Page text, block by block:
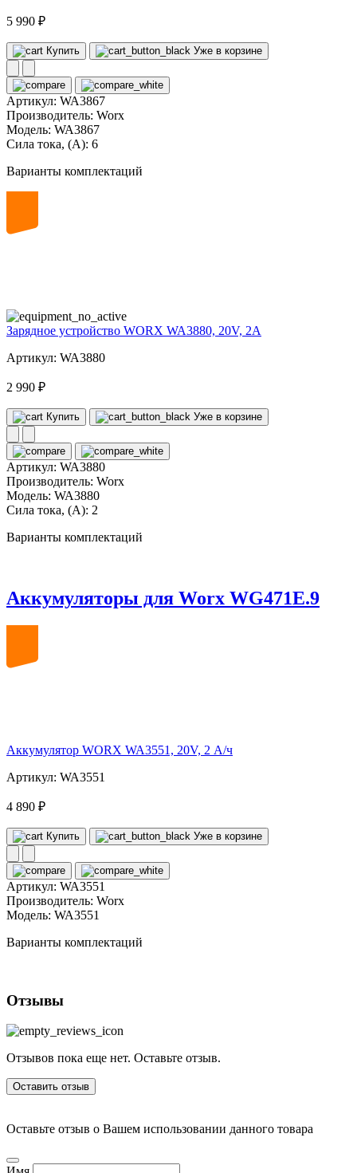
5 990 ₽
Купить Уже в корзине
Артикул: WA3867
Производитель: Worx
Модель: WA3867
Сила тока, (А): 6
Варианты комплектаций
Зарядное устройство WORX WA3880, 20V, 2A
Артикул: WA3880
2 990 ₽
Купить Уже в корзине
Артикул: WA3880
Производитель: Worx
Модель: WA3880
Сила тока, (А): 2
Варианты комплектаций
Аккумуляторы для Worx WG471E.9
Аккумулятор WORX WA3551, 20V, 2 А/ч
Артикул: WA3551
4 890 ₽
Купить Уже в корзине
Артикул: WA3551
Производитель: Worx
Модель: WA3551
Варианты комплектаций
Отзывы
Отзывов пока еще нет. Оставьте отзыв.
Оставить отзыв
Оставьте отзыв о Вашем использовании данного товара